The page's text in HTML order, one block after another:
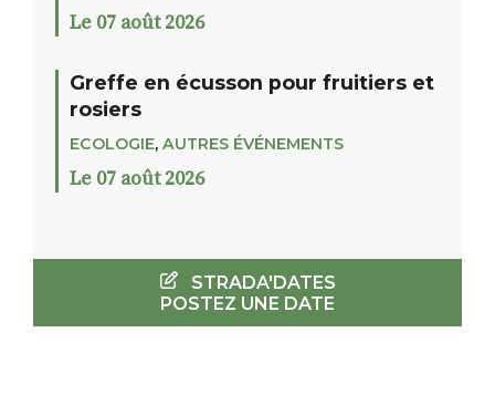
Le 07 août 2026
Greffe en écusson pour fruitiers et
rosiers
ECOLOGIE, AUTRES ÉVÉNEMENTS
Le 07 août 2026
STRADA'DATES
POSTEZ UNE DATE